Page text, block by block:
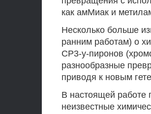
как амМиак и
Несколько больше
ранним работам) о
СР3-у-пиронов
разнообразные
приводя к новым
В настоящей работе
неизвестные